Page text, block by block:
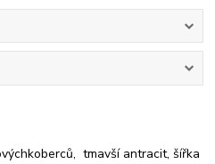
tmavší antracit, šířka